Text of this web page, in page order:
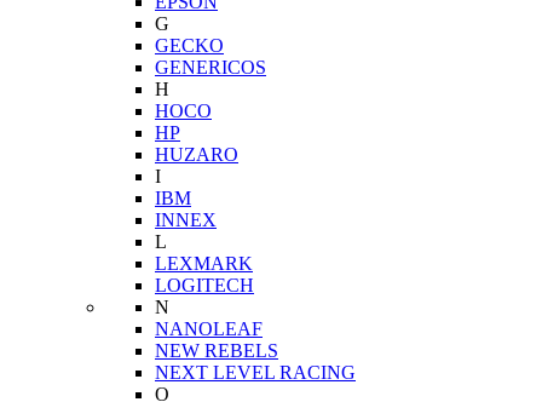
G
GECKO
GENERICOS
H
HOCO
HP
HUZARO
I
IBM
INNEX
L
LEXMARK
LOGITECH
N
NANOLEAF
NEW REBELS
NEXT LEVEL RACING
O